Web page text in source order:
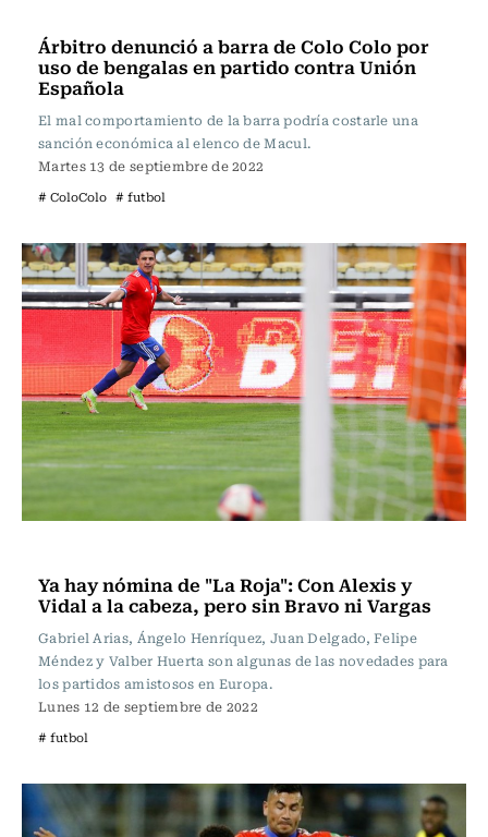
Árbitro denunció a barra de Colo Colo por
uso de bengalas en partido contra Unión
Española
El mal comportamiento de la barra podría costarle una
sanción económica al elenco de Macul.
Martes 13 de septiembre de 2022
# ColoColo # futbol
Ya hay nómina de "La Roja": Con Alexis y
Vidal a la cabeza, pero sin Bravo ni Vargas
Gabriel Arias, Ángelo Henríquez, Juan Delgado, Felipe
Méndez y Valber Huerta son algunas de las novedades para
los partidos amistosos en Europa.
Lunes 12 de septiembre de 2022
# futbol